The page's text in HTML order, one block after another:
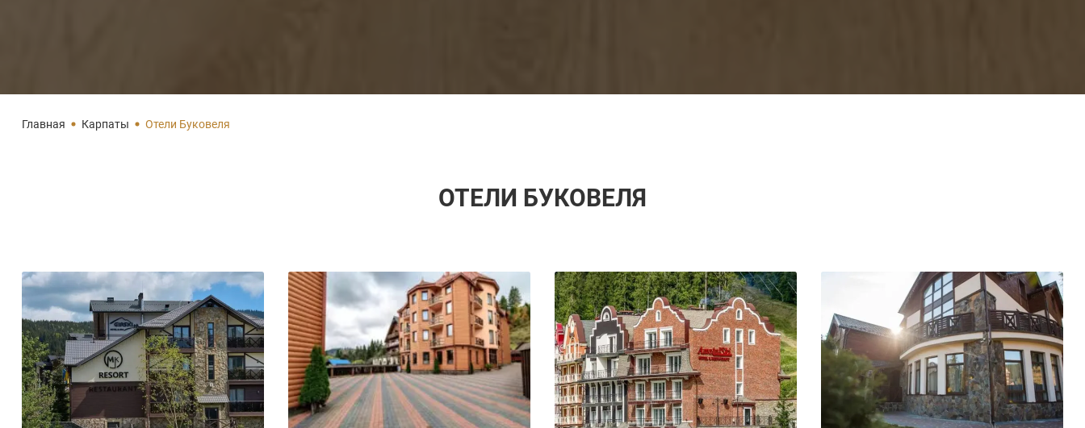
Главная Карпаты Отели Буковеля
ОТЕЛИ БУКОВЕЛЯ